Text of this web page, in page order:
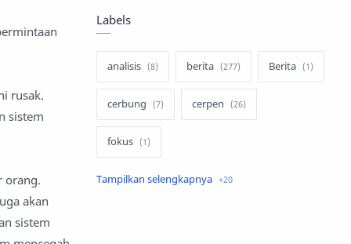
rusak.
sistem
orang.
akan
sistem
Labels
analisis berita Berita
cerbung cerpen
fokus
hukum internasional